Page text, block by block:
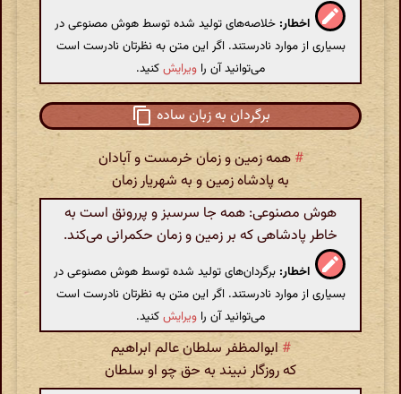
اخطار: خلاصه‌های تولید شده توسط هوش مصنوعی در
بسیاری از موارد نادرستند. اگر این متن به نظرتان نادرست است
می‌توانید آن را ویرایشکنید.
برگردان به زبان ساده
# همه زمین و زمان خرمست و آبادان
به پادشاه زمین و به شهریار زمان
هوش مصنوعی: همه جا سرسبز و پررونق است به
خاطر پادشاهی که بر زمین و زمان حکمرانی می‌کند.
اخطار: برگردان‌های تولید شده توسط هوش مصنوعی در
بسیاری از موارد نادرستند. اگر این متن به نظرتان نادرست است
می‌توانید آن را ویرایشکنید.
# ابوالمظفر سلطان عالم ابراهیم
که روزگار نبیند به حق چو او سلطان